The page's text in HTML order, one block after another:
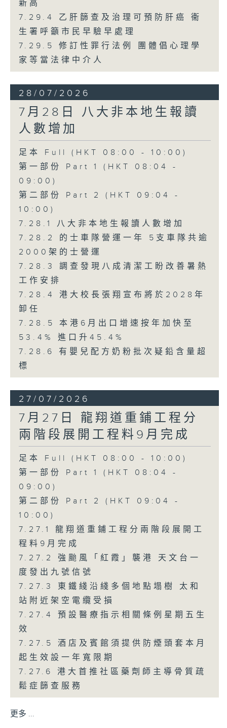
新高
7.29.4 乙肝篩查及治理可預防肝癌 衞
生署呼籲市民早驗早處理
7.29.5 修訂性罪行法例 團體倡心理學
家等當法律中介人
28/07/2026
7月28日 八大非本地生報讀
人數增加
足本 Full (HKT 08:00 - 10:00)
第一部份 Part 1 (HKT 08:04 -
09:00)
第二部份 Part 2 (HKT 09:04 -
10:00)
7.28.1 八大非本地生報讀人數增加
7.28.2 的士車隊營運一年 5支車隊共逾
2000架的士營運
7.28.3 調查發現八成清潔工盼改善暑熱
工作安排
7.28.4 港大校長張翔宣布將於2028年
卸任
7.28.5 本港6月出口增速按年加快至
53.4% 進口升45.4%
7.28.6 有嬰兒配方奶粉批次疑鉛含量超
標
27/07/2026
7月27日 龍翔道重鋪工程分
兩階段展開工程料9月完成
足本 Full (HKT 08:00 - 10:00)
第一部份 Part 1 (HKT 08:04 -
09:00)
第二部份 Part 2 (HKT 09:04 -
10:00)
7.27.1 龍翔道重鋪工程分兩階段展開工
程料9月完成
7.27.2 強颱風「紅霞」襲港 天文台一
度發出九號信號
7.27.3 東鐵綫沿綫多個地點塌樹 太和
站附近架空電纜受損
7.27.4 預設醫療指示相關條例星期五生
效
7.27.5 酒店及賓館須提供防煙頭套本月
起生效設一年寬限期
7.27.6 港大首推社區藥劑師主導骨質疏
鬆症篩查服務
更多 ...